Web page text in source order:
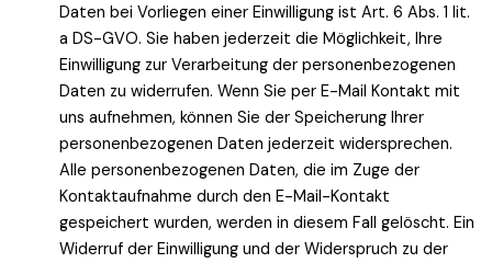
Daten bei Vorliegen einer Einwilligung ist Art. 6 Abs. 1 lit.
a DS-GVO. Sie haben jederzeit die Möglichkeit, Ihre
Einwilligung zur Verarbeitung der personenbezogenen
Daten zu widerrufen. Wenn Sie per E-Mail Kontakt mit
uns aufnehmen, können Sie der Speicherung Ihrer
personenbezogenen Daten jederzeit widersprechen.
Alle personenbezogenen Daten, die im Zuge der
Kontaktaufnahme durch den E-Mail-Kontakt
gespeichert wurden, werden in diesem Fall gelöscht. Ein
Widerruf der Einwilligung und der Widerspruch zu der